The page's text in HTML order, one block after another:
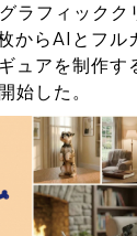
ラフィック
からAIとフル
ュアを制作す
始した。